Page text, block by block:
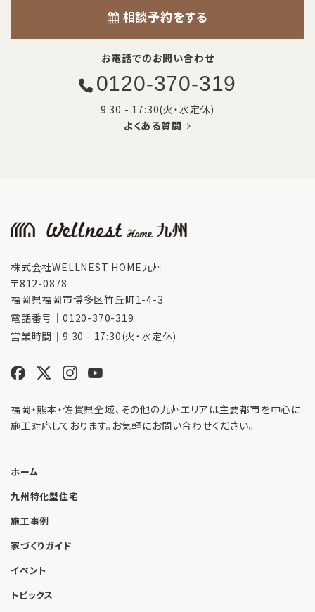
相談予約をする
お電話でのお問い合わせ
0120-370-319
9:30 - 17:30(火・水定休)
よくある質問
株式会社WELLNEST HOME九州
〒812-0878
福岡県福岡市博多区竹丘町1-4-3
電話番号｜ 0120-370-319
営業時間｜9:30 - 17:30(火・水定休)
福岡・熊本・佐賀県全域、その他の九州エリアは主要都市を中心に
施工対応しております。お気軽にお問い合わせください。
ホーム
九州特化型住宅
施工事例
家づくりガイド
イベント
トピックス